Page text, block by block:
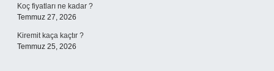
Koç fiyatları ne kadar ?
Temmuz 27, 2026
Kiremit kaça kaçtır ?
Temmuz 25, 2026